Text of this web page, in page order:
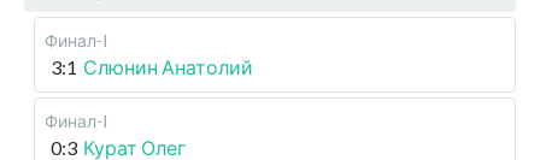
Финал-I
3:1 Слюнин Анатолий
Финал-I
0:3 Курат Олег